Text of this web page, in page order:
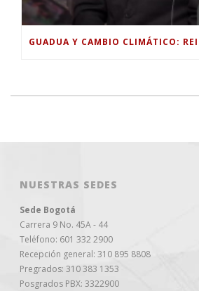
NUESTRAS SEDES
Sede Bogotá
Carrera 9 No. 45A - 44
Teléfono: 601 332 2900
Recepción general: 310 895 8808
Pregrados: 310 383 1353
Posgrados PBX: 3322900